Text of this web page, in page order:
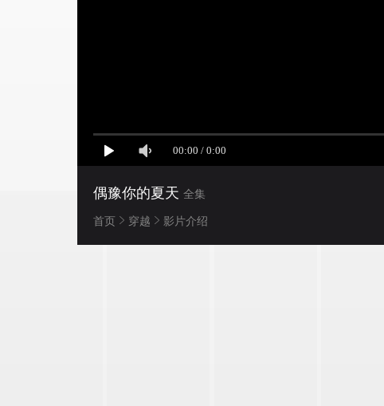
偶豫你的夏天 全集
首页 穿越 影片介绍